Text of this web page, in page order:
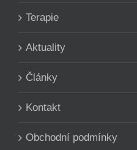
Terapie
Aktuality
Články
Kontakt
Obchodní podmínky